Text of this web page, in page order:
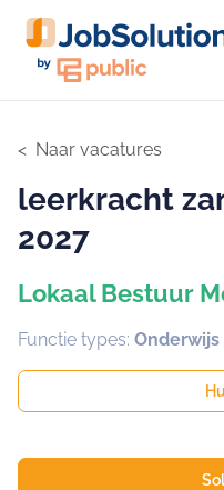
Naar vacatures
leerkracht
2027
Lokaal Bestuur
Functie types: Onderwijs